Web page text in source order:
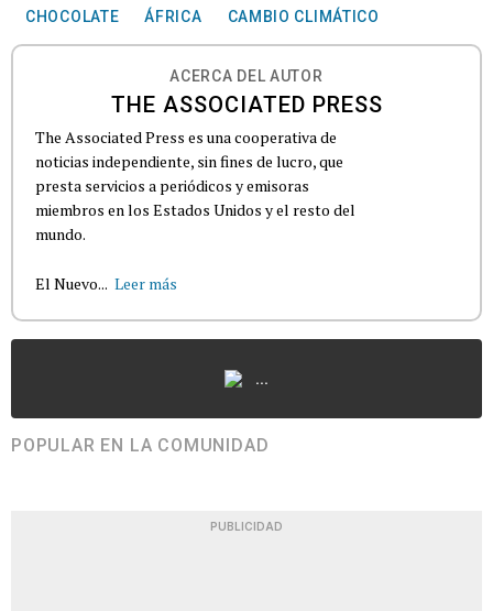
CHOCOLATE ÁFRICA CAMBIO CLIMÁTICO
ACERCA DEL AUTOR
THE ASSOCIATED PRESS
The Associated Press es una cooperativa de
noticias independiente, sin fines de lucro, que
presta servicios a periódicos y emisoras
miembros en los Estados Unidos y el resto del
mundo.
El Nuevo... Leer más
...
POPULAR EN LA COMUNIDAD
PUBLICIDAD